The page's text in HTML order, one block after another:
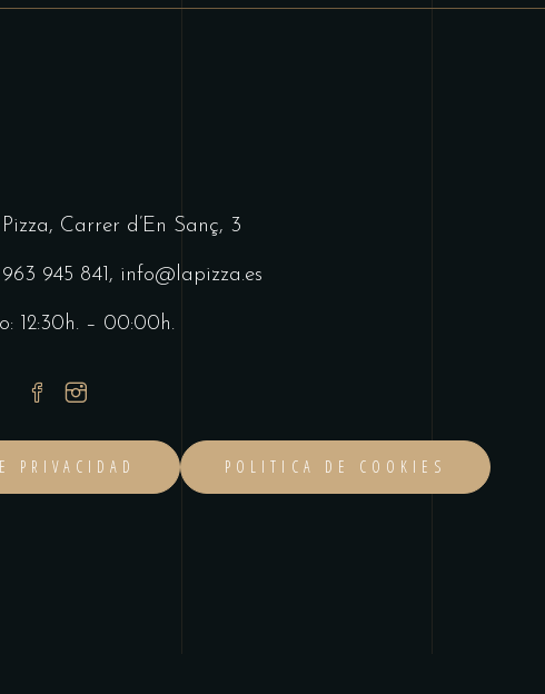
Carrer d’En Sanç, 3
963 945 841, info@lapizza.es
12:30h. – 00:00h.
PRIVACIDAD POLITICA DE COOKIES